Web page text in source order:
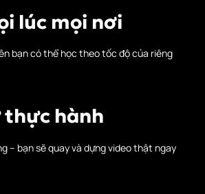
lúc mọi nơi
bạn có thể học theo tốc độ của riêng
thực hành
– bạn sẽ quay và dựng video thật ngay